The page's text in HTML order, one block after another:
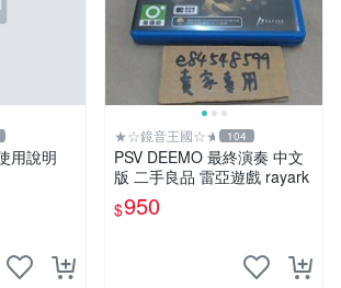
用說明
★☆鏡音王國☆★ 104
PSV DEEMO 最終演奏 中文
版 二手良品 雷亞遊戲 rayark
$950